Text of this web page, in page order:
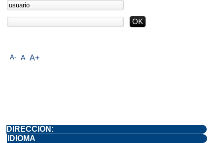
A- A A+
DIRECCIÓN:
IDIOMA